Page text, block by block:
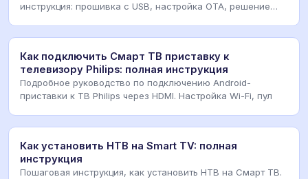
инструкция: прошивка с USB, настройка OTA, решение
Как подключить Смарт ТВ приставку к
телевизору Philips: полная инструкция
Подробное руководство по подключению Android-
приставки к ТВ Philips через HDMI. Настройка Wi-Fi, пул
Как установить НТВ на Smart TV: полная
инструкция
Пошаговая инструкция, как установить НТВ на Смарт ТВ.